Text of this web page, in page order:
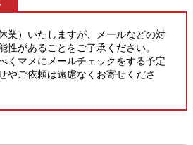
業）いたしますが、メールなどの対
性があることをご了承ください。
くマメにメールチェックをする予定
やご依頼は遠慮なくお寄せくださ